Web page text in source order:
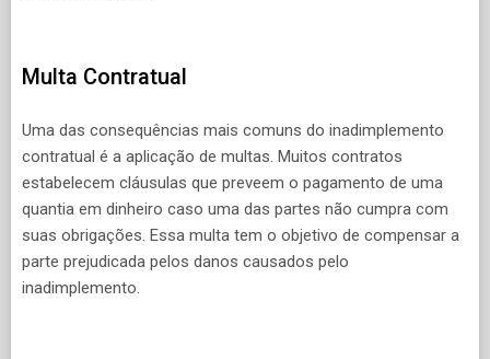
Multa Contratual
Uma das consequências mais comuns do inadimplemento
contratual é a aplicação de multas. Muitos contratos
estabelecem cláusulas que preveem o pagamento de uma
quantia em dinheiro caso uma das partes não cumpra com
suas obrigações. Essa multa tem o objetivo de compensar a
parte prejudicada pelos danos causados pelo
inadimplemento.